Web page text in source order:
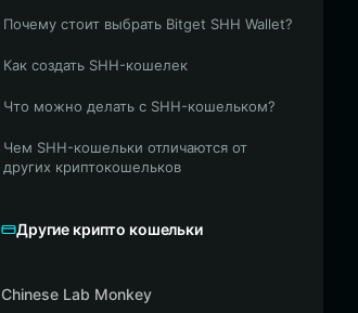
Почему стоит выбрать Bitget SHH Wallet?
Как создать SHH-кошелек
Что можно делать с SHH-кошельком?
Чем SHH-кошельки отличаются от
других криптокошельков
Другие крипто кошельки
Chinese Lab Monkey